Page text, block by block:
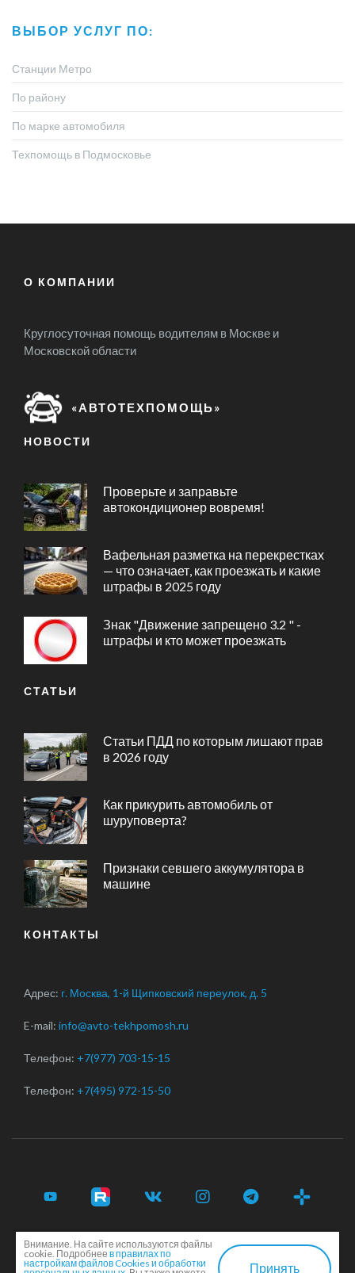
ВЫБОР УСЛУГ ПО:
Станции Метро
По району
По марке автомобиля
Техпомощь в Подмосковье
О КОМПАНИИ
Круглосуточная помощь водителям в Москве и
Московской области
«АВТОТЕХПОМОЩЬ»
НОВОСТИ
Проверьте и заправьте
автокондиционер вовремя!
Вафельная разметка на перекрестках
— что означает, как проезжать и какие
штрафы в 2025 году
Знак "Движение запрещено 3.2 " -
штрафы и кто может проезжать
СТАТЬИ
Статьи ПДД по которым лишают прав
в 2026 году
Как прикурить автомобиль от
шуруповерта?
Признаки севшего аккумулятора в
машине
КОНТАКТЫ
Адрес: г. Москва, 1-й Щипковский переулок, д. 5
E-mail: info@avto-tekhpomosh.ru
Телефон: +7(977) 703-15-15
Телефон: +7(495) 972-15-50
© 2017-2026 Срочная автотехпомощь легковым и
грузовым автомобилям в Москве и Московской области ·
Внимание. На сайте используются файлы
cookie. Подробнее в правилах по
настройкам файлов Cookies и обработки
Принять